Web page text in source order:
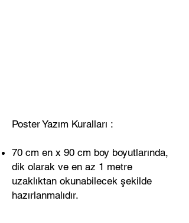
Poster Yazım Kuralları :
70 cm en x 90 cm boy boyutlarında,
dik olarak ve en az 1 metre
uzaklıktan okunabilecek şekilde
hazırlanmalıdır.